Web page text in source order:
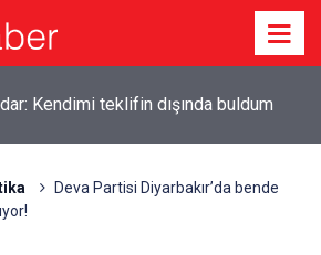
Kendimi teklifin dışında buldum
orman yangını
Deva Partisi Diyarbakır’da bende